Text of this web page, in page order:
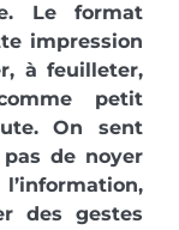
Le format
impression
à feuilleter,
petit
On sent
pas de noyer
des gestes